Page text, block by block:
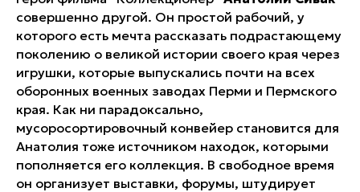
совершенно другой. Он простой рабочий, у
которого есть мечта рассказать подрастающему
поколению о великой истории своего края через
игрушки, которые выпускались почти на всех
оборонных военных заводах Перми и Пермского
края. Как ни парадоксально,
мусоросортировочный конвейер становится для
Анатолия тоже источником находок, которыми
пополняется его коллекция. В свободное время
он организует выставки, форумы, штудирует